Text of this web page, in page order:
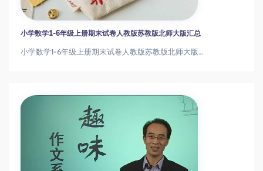
小学数学1-6年级上册期末试卷人教版苏教版北师大版汇总
小学数学1-6年级上册期末试卷人教版苏教版北师大版汇总